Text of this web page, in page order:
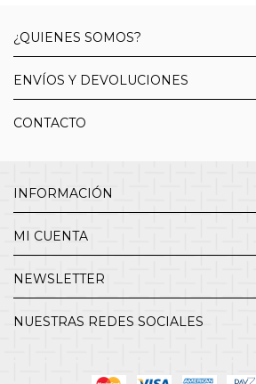
¿QUIENES SOMOS?
ENVÍOS Y DEVOLUCIONES
CONTACTO
INFORMACIÓN
MI CUENTA
NEWSLETTER
NUESTRAS REDES SOCIALES